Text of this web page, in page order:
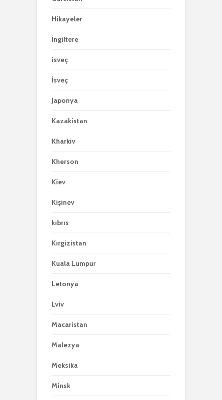
Hikayeler
İngiltere
isveç
İsveç
Japonya
Kazakistan
Kharkiv
Kherson
Kiev
Kişinev
kıbrıs
Kırgizistan
Kuala Lumpur
Letonya
Lviv
Macaristan
Malezya
Meksika
Minsk